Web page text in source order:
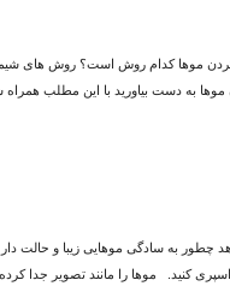
موها کدام روش است؟ روش های
به سادگی موهایی زیبا و حالت دار
کنید. موها را مانند تصویر جدا